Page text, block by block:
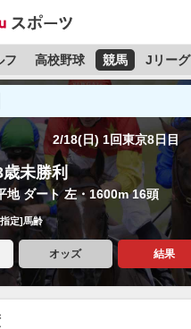
フ 高校野球 競馬 Jリーグ
2/18(日) 1回東京8日目
未勝利
地 ダート 左・1600m 16頭
定]馬齢
オッズ 結果